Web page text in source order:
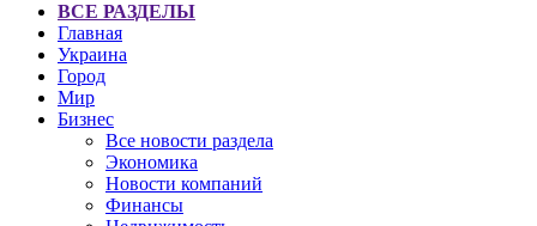
ВСЕ РАЗДЕЛЫ
Главная
Украина
Город
Мир
Бизнес
Все новости раздела
Экономика
Новости компаний
Финансы